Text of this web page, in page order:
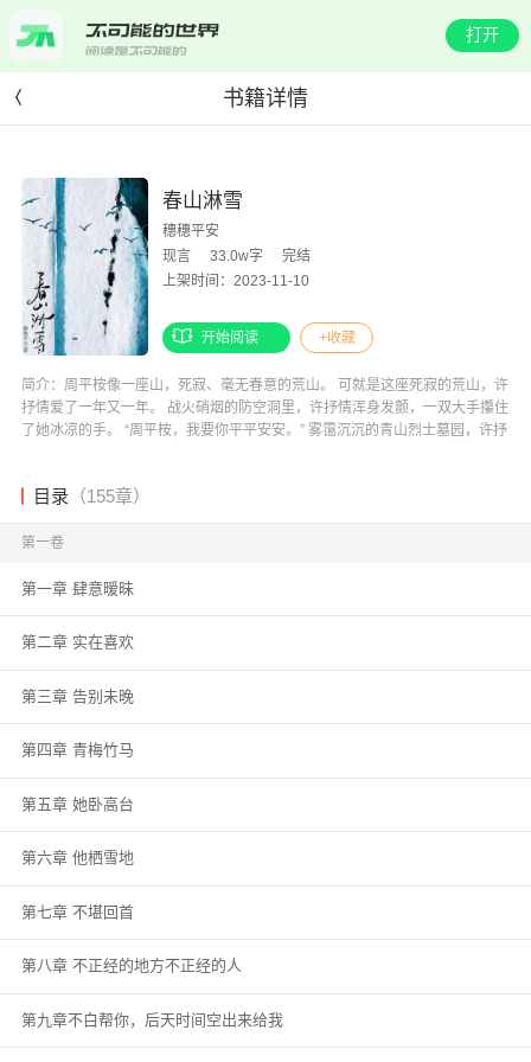
打开
书籍详情
春山淋雪
穗穗平安
现言
33.0w字
完结
上架时间：2023-11-10
开始阅读 +收藏
简介：周平桉像一座山，死寂、毫无春意的荒山。 可就是这座死寂的荒山，许
抒情爱了一年又一年。 战火硝烟的防空洞里，许抒情浑身发颤，一双大手攥住
了她冰凉的手。 “周平桉，我要你平平安安。” 雾霭沉沉的青山烈士墓园，许抒
万里之外的许抒情只能守着军事报纸上豆腐块大小的版面度日。 忘记从何时
起，她把生日愿望都许给了一个叫周平桉的男人。 “菩萨菩萨，我要周平桉，
平平安安。” 三十岁后，她许不了这个愿望了。 她也不再过生日了，只是每年
带来一束白色洋桔梗，会在一方墓碑前呆很久。 没有人知道她的身份，只晓得
无春意的荒山是他，那轮遥挂天边的苦月亮也是他。
目录 （155章）
第一卷
第一章 肆意暧昧
第二章 实在喜欢
第三章 告别未晚
第四章 青梅竹马
第五章 她卧高台
第六章 他栖雪地
第七章 不堪回首
第八章 不正经的地方不正经的人
第九章不白帮你，后天时间空出来给我